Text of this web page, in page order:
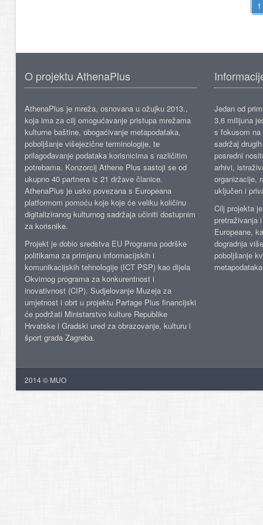
O projektu AthenaPlus
AthenaPlus je mreža, osnovana u ožujku 2013.,
koja ima za cilj omogućavanje pristupa mrežama
kulturne baštine, obogaćivanje metapodataka,
poboljšanje višejezične terminologije, te
prilagođavanje podataka korisnicima s različitim
potrebama. Konzorcij Athene Plus sastoji se od
ukupno 40 partnera iz 21 države članice.
AthenaPlus je usko povezana s Europeana
platformom pomoću koje koje će veliku količinu
digitaliziranog kulturnog sadržaja učiniti dostupnim
za korisnike.
Projekt je dobio sredstva EU Programa podrške
politikama za primjenu informacijskih i
komunikacijskih tehnologije (ICT PSP) kao dijela
Okvirnog programa za konkurentnost i
inovativnost (CIP). Sudjelovanje Muzeja za
umjetnost i obrt u projektu Partage Plus financijski
će podržati Ministarstvo kulture Republike
Hrvatske i Gradski ured za obrazovanje, kulturu i
šport grada Zagreba.
Jedan od
3,6 milijuna
s fokusom
sadržaj
posredni
arhivi,
organizacije,
uključen i
Cilj projekta
pretraživanja
Europeane,
dogradnja
poboljšanje
2014 © MUO